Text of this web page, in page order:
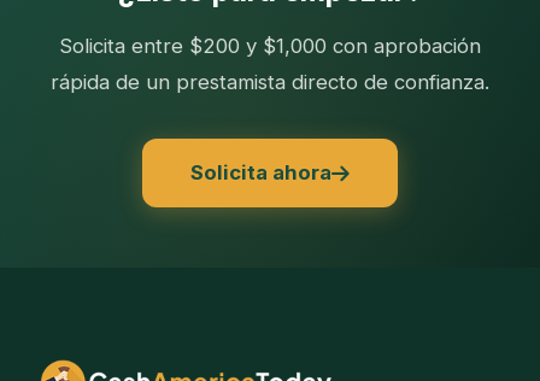
Solicita entre $200 y $1,000 con aprobación
rápida de un prestamista directo de confianza.
Solicita ahora